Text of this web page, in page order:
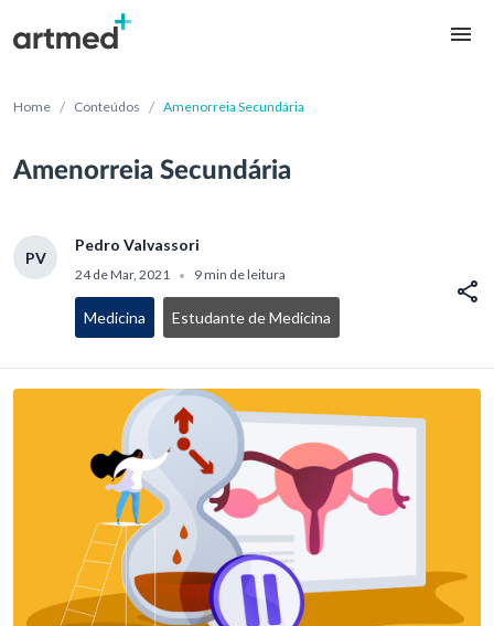
Home / Conteúdos / Amenorreia Secundária
Amenorreia Secundária
PV
Pedro Valvassori
24 de Mar, 2021 • 9 min de leitura
Medicina Estudante de Medicina